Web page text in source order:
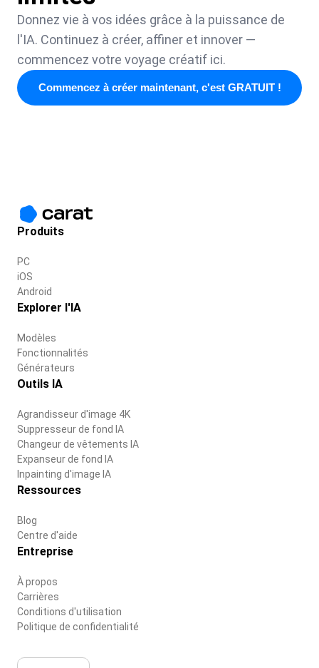
Donnez vie à vos idées grâce à la puissance de
l'IA. Continuez à créer, affiner et innover —
commencez votre voyage créatif ici.
Commencez à créer maintenant, c'est GRATUIT !
Produits
PC
iOS
Android
Explorer l'IA
Modèles
Fonctionnalités
Générateurs
Outils IA
Agrandisseur d'image 4K
Suppresseur de fond IA
Changeur de vêtements IA
Expanseur de fond IA
Inpainting d'image IA
Ressources
Blog
Centre d'aide
Entreprise
À propos
Carrières
Conditions d'utilisation
Politique de confidentialité